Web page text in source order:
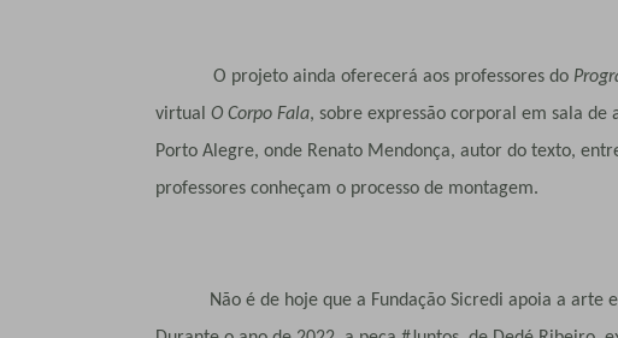
O projeto ainda oferecerá aos professores do
virtual O Corpo Fala, sobre expressão corporal em sala de
Porto Alegre, onde Renato Mendonça, autor do texto,
professores conheçam o processo de montagem.
Não é de hoje que a Fundação Sicredi apoia a